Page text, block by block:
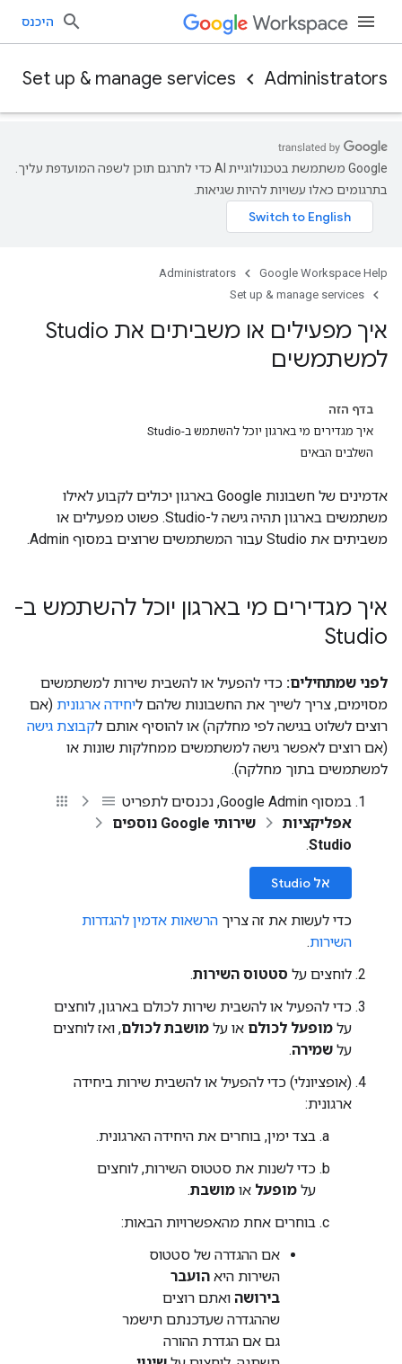
היכנס
Administrators
Set up & manage services
‫Google משתמשת בטכנולוגיית AI כדי לתרגם תוכן לשפה המועדפת עליך.
בתרגומים כאלו עשויות להיות שגיאות.
Google Workspace Help
Administrators
Set up & manage services
איך מפעילים או משביתים את Studio
למשתמשים
בדף הזה
איך מגדירים מי בארגון יוכל להשתמש ב-Studio
השלבים הבאים
אדמינים של חשבונות Google בארגון יכולים לקבוע לאילו
משתמשים בארגון תהיה גישה ל-Studio. פשוט מפעילים או
משביתים את Studio עבור המשתמשים שרוצים במסוף Admin.
איך מגדירים מי בארגון יוכל להשתמש ב-
Studio
לפני שמתחילים: כדי להפעיל או להשבית שירות למשתמשים
מסוימים, צריך לשייך את החשבונות שלהם ליחידה ארגונית (אם
רוצים לשלוט בגישה לפי מחלקה) או להוסיף אותם לקבוצת גישה
(אם רוצים לאפשר גישה למשתמשים ממחלקות שונות או
למשתמשים בתוך מחלקה).
במסוף Google Admin, נכנסים לתפריט
אפליקציות
שירותי Google נוספים
Studio
.
אל Studio
כדי לעשות את זה צריך הרשאות אדמין להגדרות
השירות.
לוחצים על סטטוס השירות.
כדי להפעיל או להשבית שירות לכולם בארגון, לוחצים
על מופעל לכולם או על מושבת לכולם, ואז לוחצים
על שמירה.
(אופציונלי) כדי להפעיל או להשבית שירות ביחידה
ארגונית:
בצד ימין, בוחרים את היחידה הארגונית.
כדי לשנות את סטטוס השירות, לוחצים
על מופעל או מושבת.
בוחרים אחת מהאפשרויות הבאות:
אם ההגדרה של סטטוס
השירות היא הועבר
בירושה ואתם רוצים
שההגדרה שעדכנתם תישמר
גם אם הגדרת ההורה